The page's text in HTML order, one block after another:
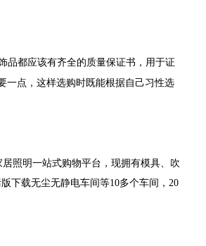
都应该有齐全的质量保证书，用于证
要一点，这样选购时既能根据自己习性选
一站式购物平台，现拥有模具、吹
人污版下载无尘无静电车间等10多个车间，20